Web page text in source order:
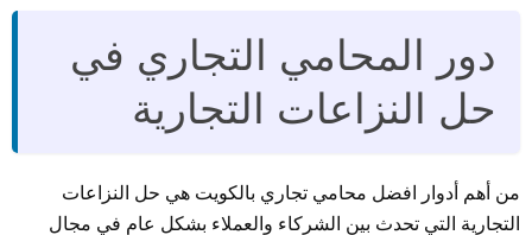
دور المحامي التجاري في
حل النزاعات التجارية
من أهم أدوار افضل محامي تجاري بالكويت هي حل النزاعات
التجارية التي تحدث بين الشركاء والعملاء بشكل عام في مجال